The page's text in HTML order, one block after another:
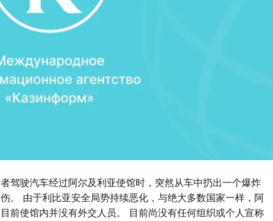
驾驶汽车经过阿尔及利亚使馆时，突然从车中扔出一个爆炸
。 由于利比亚安全局势持续恶化，与绝大多数国家一样，阿
前使馆内并没有外交人员。 目前尚没有任何组织或个人宣称